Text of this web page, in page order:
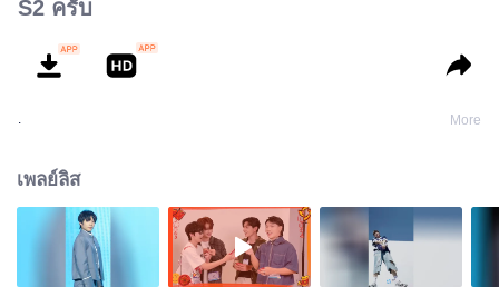
S2 ครับ
. More
เพลย์ลิส